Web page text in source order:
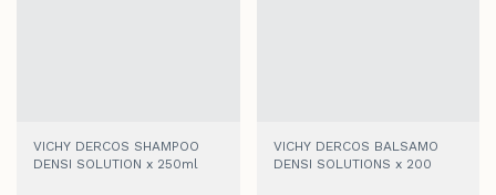
VICHY DERCOS SHAMPOO
DENSI SOLUTION x 250ml
VICHY DERCOS BALSAMO
DENSI SOLUTIONS x 200